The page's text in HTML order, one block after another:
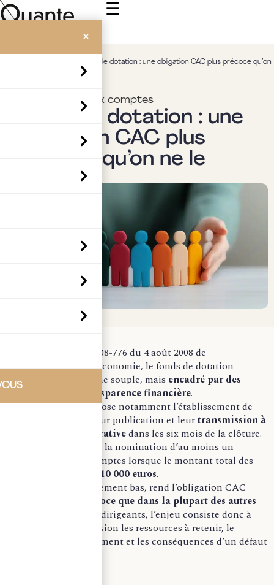
☰
×
Fonds de dotation : une obligation CAC plus précoce qu’on
Commissariat aux comptes
Fonds de dotation : une
obligation CAC plus
précoce qu’on ne le
Créé par la loi n° 2008-776 du 4 août 2008 de
modernisation de l’économie, le fonds de dotation
bénéficie d’un régime souple, mais encadré par des
obligations de transparence financière.
L’article 140, VI impose notamment l’établissement de
comptes annuels, leur publication et leurtransmission à
l’autorité administrativedans les six mois de la clôture.
Il prévoit également la nomination d’au moins un
commissaire aux comptes lorsque le montant total des
dépasse 10 000 euros.
Ce seuil, particulièrement bas, rend l’obligation CAC
plus précoce que dans la plupart des autres
. Pour les dirigeants, l’enjeu consiste donc à
apprécier avec précision les ressources à retenir, le
moment du dépassement et les conséquences d’un défaut